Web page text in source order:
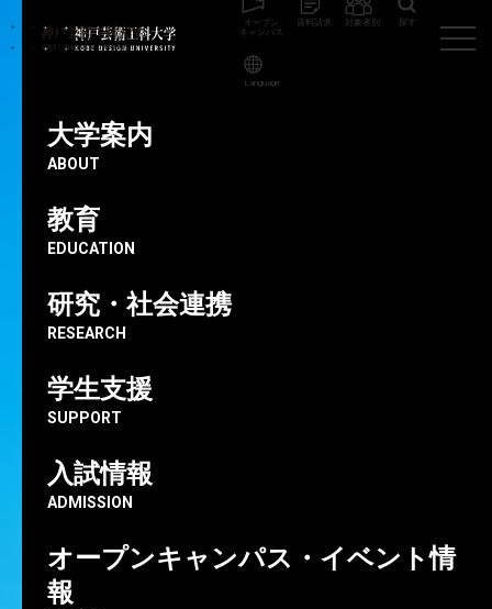
大学案内
ABOUT
教育
EDUCATION
研究・社会連携
RESEARCH
学生支援
SUPPORT
入試情報
ADMISSION
オープンキャンパス・イベント情
報
オープン
キャンパス
資料請求 対象者別 探す
Language
プレスリリース
【公開授業のお知らせ】グルー
院：科学と技術特論」 （グルーヴィジョンズ伊藤 弘氏）
2026.06.01
ヴィジョンズのアートディレク
「大学院：科学と技術特論」
（グルーヴィジョンズ伊藤 弘氏）
プレスリリース
このたび、グラフィックデザインおよびモーショングラ
フィックデザインの分野で第一線で活躍されている本学